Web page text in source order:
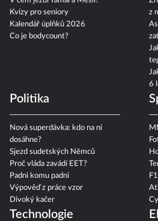
Kvízy pro seniory
Kalendář úplňků 2026
Co je bodycount?
z
6
Politika
Nová superdávka: kdo na ní
dosáhne?
Sjezd sudetských Němců
Proč vláda zavádí EET?
Padni komu padni
Výpověď z práce vzor
Divoký kačer
Technologie